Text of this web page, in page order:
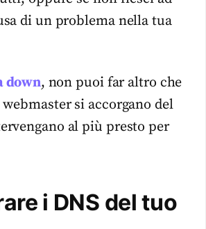
di un problema nella tua
down, non puoi far altro che
si accorgano del
al più presto per
i DNS del tuo